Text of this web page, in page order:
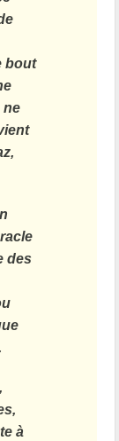
bout
ne
des
à